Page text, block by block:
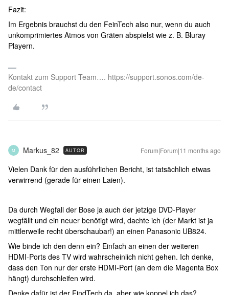
Fazit:
Im Ergebnis brauchst du den FeinTech also nur, wenn du auch
unkomprimiertes Atmos von Gräten abspielst wie z. B. Bluray
Playern.
Kontakt zum Support Team…. https://support.sonos.com/de-
de/contact
M Markus_82 AUTOR Forum|Forum|11 months ago
Vielen Dank für den ausführlichen Bericht, ist tatsächlich etwas
verwirrend (gerade für einen Laien).
Da durch Wegfall der Bose ja auch der jetzige DVD-Player
wegfällt und ein neuer benötigt wird, dachte ich (der Markt ist ja
mittlerweile recht überschaubar!) an einen Panasonic UB824.
Wie binde ich den denn ein? Einfach an einen der weiteren
HDMI-Ports des TV wird wahrscheinlich nicht gehen. Ich denke,
dass den Ton nur der erste HDMI-Port (an dem die Magenta Box
hängt) durchschleifen wird.
Denke dafür ist der FindTech da, aber wie koppel ich das?